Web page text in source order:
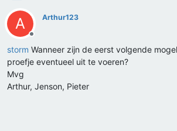
A
Offline
Arthur123
storm Wanneer zijn de eerst volgende
proefje eventueel uit te voeren?
Mvg
Arthur, Jenson, Pieter